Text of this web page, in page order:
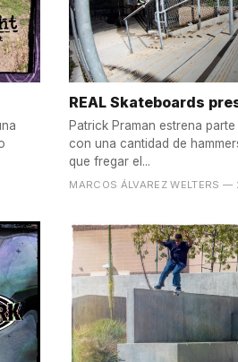
REAL Skateboards
Patrick Praman estrena
con una cantidad de
que fregar el...
MARCOS ÁLVAREZ WELTERS —